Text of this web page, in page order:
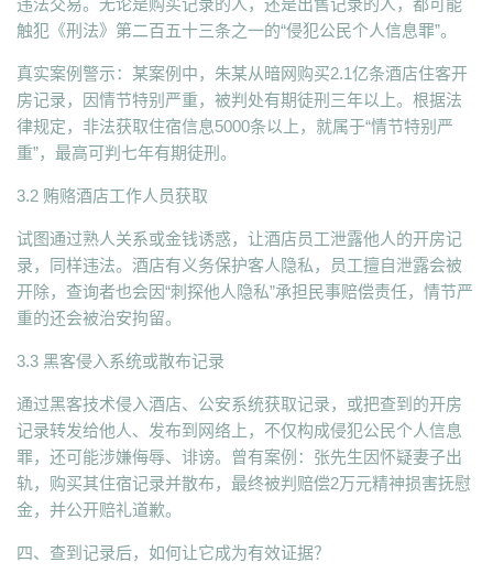
违法交易。无论是购买记录的人，还是出售记录的人，都可能
触犯《刑法》第二百五十三条之一的“侵犯公民个人信息罪”。
真实案例警示：某案例中，朱某从暗网购买2.1亿条酒店住客开
房记录，因情节特别严重，被判处有期徒刑三年以上。根据法
律规定，非法获取住宿信息5000条以上，就属于“情节特别严
重”，最高可判七年有期徒刑。
3.2 贿赂酒店工作人员获取
试图通过熟人关系或金钱诱惑，让酒店员工泄露他人的开房记
录，同样违法。酒店有义务保护客人隐私，员工擅自泄露会被
开除，查询者也会因“刺探他人隐私”承担民事赔偿责任，情节严
重的还会被治安拘留。
3.3 黑客侵入系统或散布记录
通过黑客技术侵入酒店、公安系统获取记录，或把查到的开房
记录转发给他人、发布到网络上，不仅构成侵犯公民个人信息
罪，还可能涉嫌侮辱、诽谤。曾有案例：张先生因怀疑妻子出
轨，购买其住宿记录并散布，最终被判赔偿2万元精神损害抚慰
金，并公开赔礼道歉。
四、查到记录后，如何让它成为有效证据？